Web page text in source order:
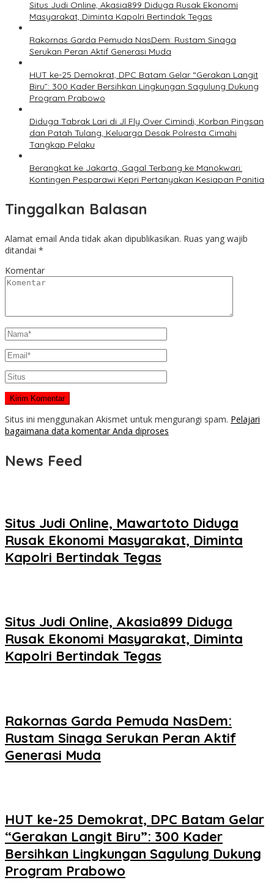
Situs Judi Online, Akasia899 Diduga Rusak Ekonomi
Masyarakat, Diminta Kapolri Bertindak Tegas
Rakornas Garda Pemuda NasDem: Rustam Sinaga
Serukan Peran Aktif Generasi Muda
HUT ke-25 Demokrat, DPC Batam Gelar “Gerakan Langit
Biru”: 300 Kader Bersihkan Lingkungan Sagulung Dukung
Program Prabowo
Diduga Tabrak Lari di Jl Fly Over Cimindi, Korban Pingsan
dan Patah Tulang, Keluarga Desak Polresta Cimahi
Tangkap Pelaku
Berangkat ke Jakarta, Gagal Terbang ke Manokwari:
Kontingen Pesparawi Kepri Pertanyakan Kesiapan Panitia
Tinggalkan Balasan
Alamat email Anda tidak akan dipublikasikan. Ruas yang wajib
ditandai *
Komentar
Situs ini menggunakan Akismet untuk mengurangi spam. Pelajari
bagaimana data komentar Anda diproses
News Feed
Situs Judi Online, Mawartoto Diduga
Rusak Ekonomi Masyarakat, Diminta
Kapolri Bertindak Tegas
Situs Judi Online, Akasia899 Diduga
Rusak Ekonomi Masyarakat, Diminta
Kapolri Bertindak Tegas
Rakornas Garda Pemuda NasDem:
Rustam Sinaga Serukan Peran Aktif
Generasi Muda
HUT ke-25 Demokrat, DPC Batam Gelar
“Gerakan Langit Biru”: 300 Kader
Bersihkan Lingkungan Sagulung Dukung
Program Prabowo